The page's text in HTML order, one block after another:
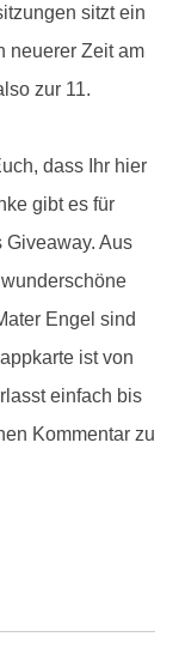
sitzt ein
neuerer Zeit am
zur 11.
dass Ihr hier
gibt es für
Giveaway. Aus
Engel sind
ist von
einfach bis
Kommentar zu